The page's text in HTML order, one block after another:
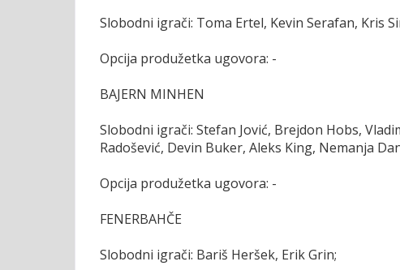
Slobodni igrači: Toma Ertel, Kevin Serafan, Kris
Opcija produžetka ugovora: -
BAJERN MINHEN
Slobodni igrači: Stefan Jović, Brejdon Hobs,
Radošević, Devin Buker, Aleks King, Nemanja
Opcija produžetka ugovora: -
FENERBAHČE
Slobodni igrači: Bariš Heršek, Erik Grin;